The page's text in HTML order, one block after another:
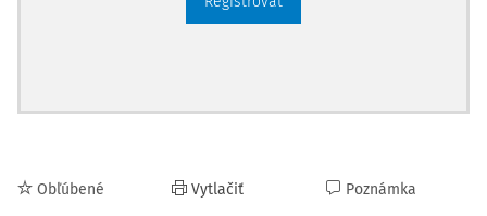
Obľúbené Vytlačiť Poznámka